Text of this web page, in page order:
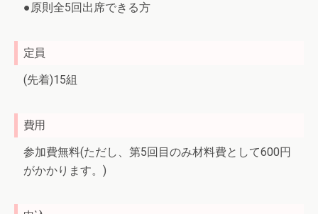
●原則全5回出席できる方
定員
(先着)15組
費用
参加費無料(ただし、第5回目のみ材料費として600円
がかかります。)